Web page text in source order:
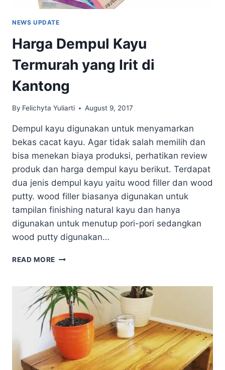
NEWS UPDATE
Harga Dempul Kayu
Termurah yang Irit di
Kantong
By Felichyta Yuliarti August 9, 2017
Dempul kayu digunakan untuk menyamarkan
bekas cacat kayu. Agar tidak salah memilih dan
bisa menekan biaya produksi, perhatikan review
produk dan harga dempul kayu berikut. Terdapat
dua jenis dempul kayu yaitu wood filler dan wood
putty. wood filler biasanya digunakan untuk
tampilan finishing natural kayu dan hanya
digunakan untuk menutup pori-pori sedangkan
wood putty digunakan…
READ MORE HARGA
TERMURAH
YANG
IRIT
DI
KANTONG